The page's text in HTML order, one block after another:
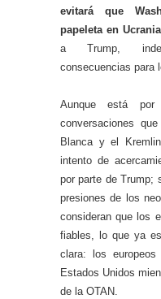
evitará que
papeleta en Ucrania
a Trump,
consecuencias para
Aunque está
conversaciones
Blanca y el
intento de
por parte de Trump;
presiones de los
consideran que los
fiables, lo que ya
clara: los europeos
Estados Unidos
de la OTAN.